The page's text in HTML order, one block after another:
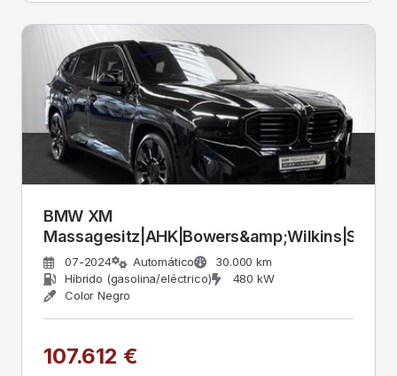
BMW XM
07-2024 Automático
30.000 km
Híbrido (gasolina/eléctrico)
480 kW
Color Negro
107.612 €